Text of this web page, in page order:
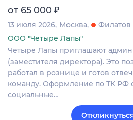
от 65 000 ₽
13 июля 2026 Москва
Филатов
ООО "Четыре Лапы"
Четыре Лапы приглашают
(заместителя директора). Это
работал в рознице и готов
команду. Оформление по ТК РФ
социальные…